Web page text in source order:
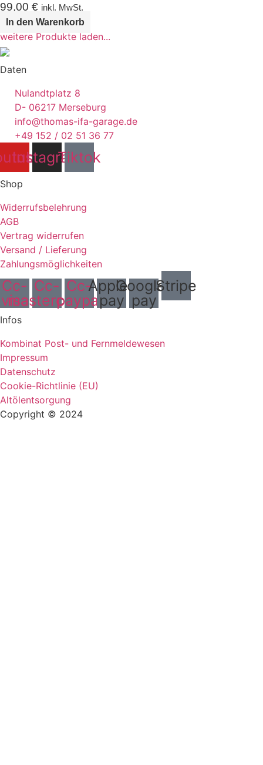
99,00 € inkl. MwSt.
In den Warenkorb
weitere Produkte laden...
Daten
Nulandtplatz 8
D- 06217 Merseburg
info@thomas-ifa-garage.de
+49 152 / 02 51 36 77
Instagram
Tiktok
Shop
Widerrufsbelehrung
AGB
Vertrag widerrufen
Versand / Lieferung
Zahlungsmöglichkeiten
Cc-
visa
Cc-
mastercard
Cc-
paypal
Apple-
pay
Google-
pay
Stripe
Infos
Kombinat Post- und Fernmeldewesen
Impressum
Datenschutz
Cookie-Richtlinie (EU)
Altölentsorgung
Copyright © 2024